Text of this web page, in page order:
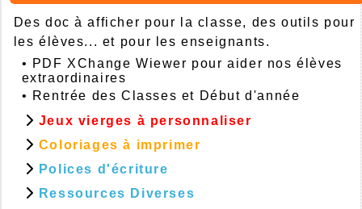
Des doc à afficher pour la classe, des outils pour
les élèves... et pour les enseignants.
• PDF XChange Wiewer pour aider nos élèves
extraordinaires
• Rentrée des Classes et Début d'année
Jeux vierges à personnaliser
Coloriages à imprimer
Polices d'écriture
Ressources Diverses